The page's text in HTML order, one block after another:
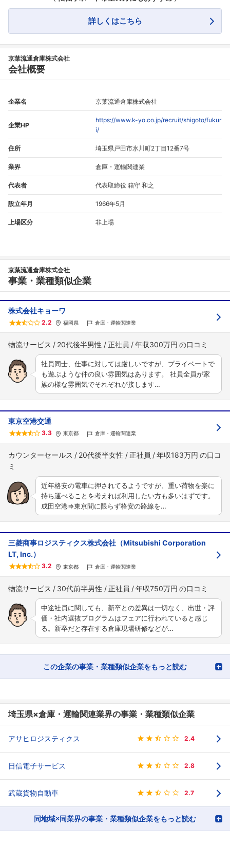
フォローしました
詳しくはこちら
京葉流通倉庫株式会社
会社概要
企業名 京葉流通倉庫株式会社
企業HP
https://www.k-yo.co.jp/recruit/shigoto/fukur
i/
住所 埼玉県戸田市氷川町2丁目12番7号
業界 倉庫・運輸関連業
代表者 代表取締役 箱守 和之
設立年月 1966年5月
上場区分 非上場
京葉流通倉庫株式会社
事業・業種類似企業
株式会社キョーワ
2.2 福岡県 倉庫・運輸関連業
物流サービス 20代後半男性 正社員 年収300万円
社員同士、仕事に対しては厳しいですが、プライベートで
も遊ぶような仲の良い雰囲気はあります。 社員全員が家
族の様な雰囲気でそれぞれが接します…
東京空港交通
3.3 東京都 倉庫・運輸関連業
カウンターセールス 20代後半女性 正社員 年収183万円
近年格安の電車に押されてるようですが、重い荷物を楽に
持ち運べることを考えれば利用したい方も多いはずです。
成田空港⇒東京間に限らず格安の路線を…
三菱商事ロジスティクス株式会社（Mitsubishi Corporation
LT, Inc.）
3.2 東京都 倉庫・運輸関連業
物流サービス 30代前半男性 正社員 年収750万円
中途社員に関しても、新卒との差異は一切なく、出世・評
価・社内選抜プログラムはフェアに行われていると感じ
る。新卒だと存在する倉庫現場研修などが…
この企業の事業・業種類似企業をもっと読む
埼玉県×倉庫・運輸関連業界の事業・業種類似企業
アサヒロジスティクス 2.4
日信電子サービス 2.8
武蔵貨物自動車 2.7
同地域×同業界の事業・業種類似企業をもっと読む